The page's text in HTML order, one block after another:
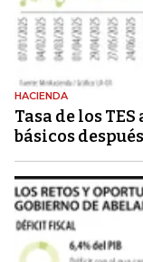
HACIENDA
Tasa de los
básicos